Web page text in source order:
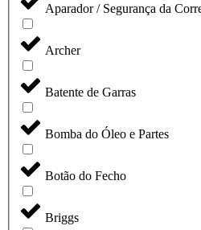
Aparador / Segurança da
Archer
Batente de Garras
Bomba do Óleo e Partes
Botão do Fecho
Briggs